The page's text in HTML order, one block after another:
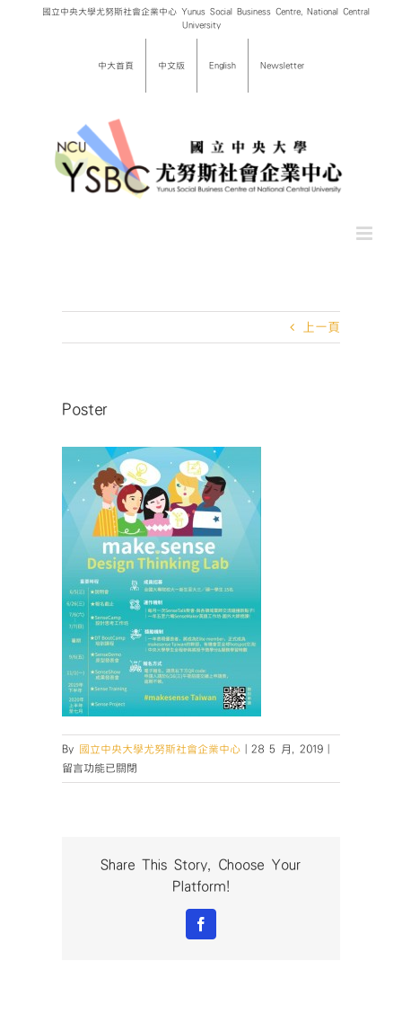
國立中央大學尤努斯社會企業中心 Yunus Social Business Centre, National Central
University
中大首頁 中文版 English Newsletter
上一頁
Poster
By 國立中央大學尤努斯社會企業中心 28 5 月, 2019
中
留言功能已關閉
Share This Story, Choose Your
Platform!
Facebook